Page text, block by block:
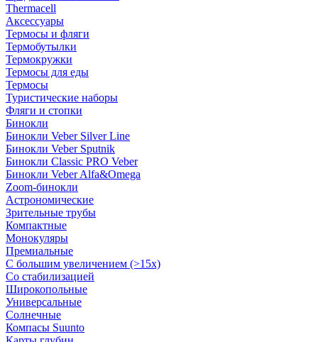
Thermacell
Аксессуары
Термосы и фляги
Термобутылки
Термокружки
Термосы для еды
Термосы
Туристические наборы
Фляги и стопки
Бинокли
Бинокли Veber Silver Line
Бинокли Veber Sputnik
Бинокли Classic PRO Veber
Бинокли Veber Alfa&Omega
Zoom-бинокли
Астрономические
Зрительные трубы
Компактные
Монокуляры
Премиальные
С большим увеличением (>15x)
Со стабилизацией
Широкопольные
Универсальные
Солнечные
Компасы Suunto